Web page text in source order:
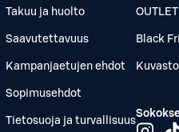
Takuu ja huolto
Saavutettavuus
Kampanjaetujen ehdot
Sopimusehdot
Tietosuoja ja turvallisuus
OUTLET
Black
Kuvasto